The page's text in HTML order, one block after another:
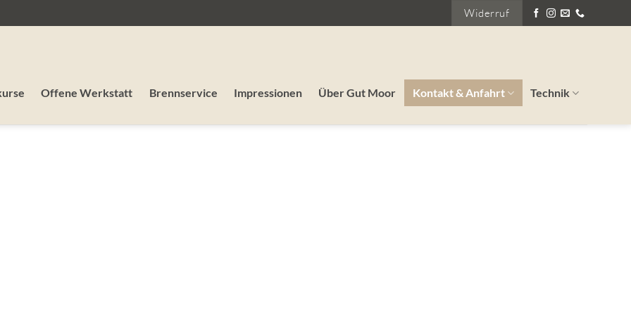
Widerruf
Offene Werkstatt Brennservice Impressionen Über Gut Moor Kontakt & Anfahrt Technik